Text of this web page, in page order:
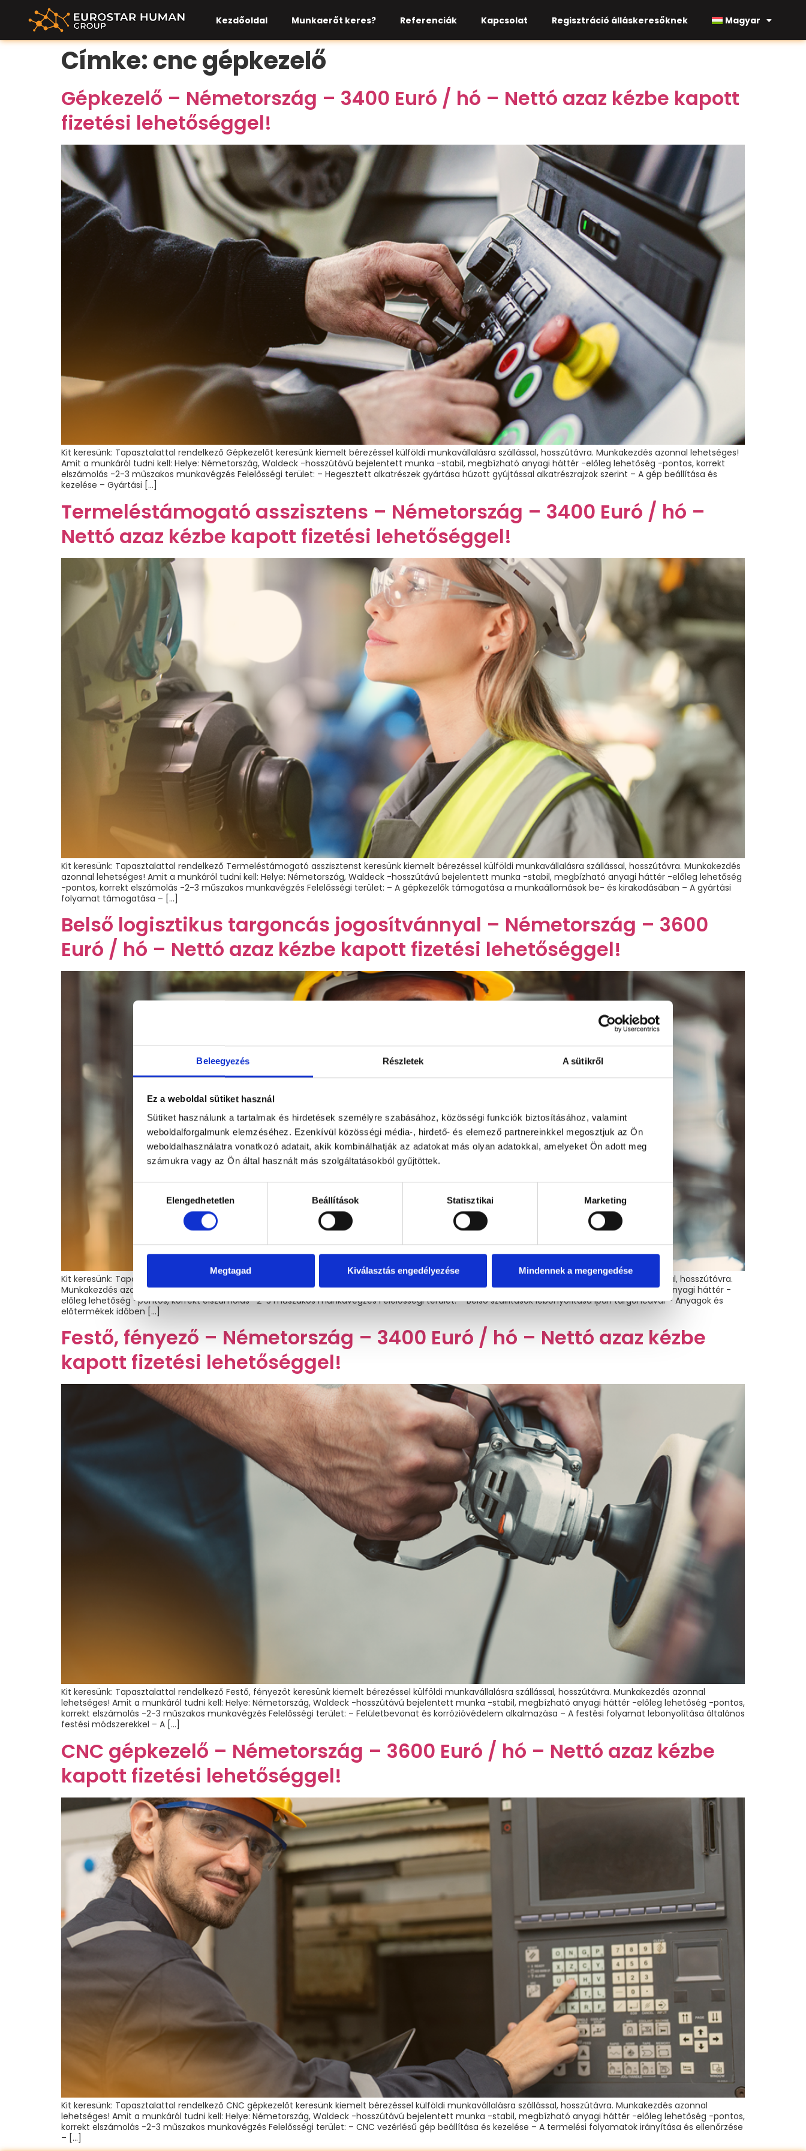
Beleegyezés Részletek A sütikről
Ez a weboldal sütiket használ
Sütiket használunk a tartalmak és hirdetések személyre szabásához, közösségi funkciók biztosításához, valamint
weboldalforgalmunk elemzéséhez. Ezenkívül közösségi média-, hirdető- és elemező partnereinkkel megosztjuk az Ön
weboldalhasználatra vonatkozó adatait, akik kombinálhatják az adatokat más olyan adatokkal, amelyeket Ön adott meg
számukra vagy az Ön által használt más szolgáltatásokból gyűjtöttek.
kiválasztásaElengedhetetlen Beállítások Statisztikai Marketing
Megtagad Kiválasztás engedélyezése Mindennek a megengedése
Kezdőoldal Munkaerőt keres? Referenciák Kapcsolat Regisztráció álláskeresőknek Magyar
Címke:cnc gépkezelő
Gépkezelő – Németország – 3400 Euró / hó – Nettó azaz kézbe kapott
fizetési lehetőséggel!
Kit keresünk: Tapasztalattal rendelkező Gépkezelőt keresünk kiemelt bérezéssel külföldi munkavállalásra szállással, hosszútávra. Munkakezdés azonnal lehetséges!
Amit a munkáról tudni kell: Helye: Németország, Waldeck -hosszútávú bejelentett munka -stabil, megbízható anyagi háttér -előleg lehetőség -pontos, korrekt
elszámolás -2-3 műszakos munkavégzés Felelősségi terület: – Hegesztett alkatrészek gyártása húzott gyújtással alkatrészrajzok szerint – A gép beállítása és
kezelése – Gyártási […]
Termeléstámogató asszisztens – Németország – 3400 Euró / hó –
Nettó azaz kézbe kapott fizetési lehetőséggel!
Kit keresünk: Tapasztalattal rendelkező Termeléstámogató asszisztenst keresünk kiemelt bérezéssel külföldi munkavállalásra szállással, hosszútávra. Munkakezdés
azonnal lehetséges! Amit a munkáról tudni kell: Helye: Németország, Waldeck -hosszútávú bejelentett munka -stabil, megbízható anyagi háttér -előleg lehetőség
-pontos, korrekt elszámolás -2-3 műszakos munkavégzés Felelősségi terület: – A gépkezelők támogatása a munkaállomások be- és kirakodásában – A gyártási
folyamat támogatása – […]
Belső logisztikus targoncás jogosítvánnyal – Németország – 3600
Euró / hó – Nettó azaz kézbe kapott fizetési lehetőséggel!
Kit keresünk: Tapasztalattal és targonca jogosítvánnyal rendelkező Belső logisztikust keresünk kiemelt bérezéssel külföldi munkavállalásra szállással, hosszútávra.
Munkakezdés azonnal lehetséges! Amit a munkáról tudni kell: Helye: Németország, Waldeck -hosszútávú bejelentett munka -stabil, megbízható anyagi háttér -
előleg lehetőség -pontos, korrekt elszámolás -2-3 műszakos munkavégzés Felelősségi terület: – Belső szállítások lebonyolítása ipari targoncával – Anyagok és
előtermékek időben […]
Festő, fényező – Németország – 3400 Euró / hó – Nettó azaz kézbe
kapott fizetési lehetőséggel!
Kit keresünk: Tapasztalattal rendelkező Festő, fényezőt keresünk kiemelt bérezéssel külföldi munkavállalásra szállással, hosszútávra. Munkakezdés azonnal
lehetséges! Amit a munkáról tudni kell: Helye: Németország, Waldeck -hosszútávú bejelentett munka -stabil, megbízható anyagi háttér -előleg lehetőség -pontos,
korrekt elszámolás -2-3 műszakos munkavégzés Felelősségi terület: – Felületbevonat és korrózióvédelem alkalmazása – A festési folyamat lebonyolítása általános
festési módszerekkel – A […]
CNC gépkezelő – Németország – 3600 Euró / hó – Nettó azaz kézbe
kapott fizetési lehetőséggel!
Kit keresünk: Tapasztalattal rendelkező CNC gépkezelőt keresünk kiemelt bérezéssel külföldi munkavállalásra szállással, hosszútávra. Munkakezdés azonnal
lehetséges! Amit a munkáról tudni kell: Helye: Németország, Waldeck -hosszútávú bejelentett munka -stabil, megbízható anyagi háttér -előleg lehetőség -pontos,
korrekt elszámolás -2-3 műszakos munkavégzés Felelősségi terület: – CNC vezérlésű gép beállítása és kezelése – A termelési folyamatok irányítása és ellenőrzése
– […]